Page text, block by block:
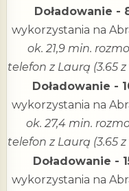
Doładowanie -
wykorzystania na
ok. 21,9 min.
telefon z Laurą (3.65
Doładowanie -
wykorzystania na
ok. 27,4 min.
telefon z Laurą (3.65
Doładowanie -
wykorzystania na